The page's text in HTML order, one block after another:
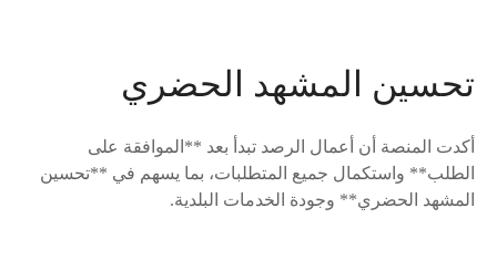
تحسين المشهد الحضري
أكدت المنصة أن أعمال الرصد تبدأ بعد **الموافقة على
الطلب** واستكمال جميع المتطلبات، بما يسهم في **تحسين
المشهد الحضري** وجودة الخدمات البلدية.